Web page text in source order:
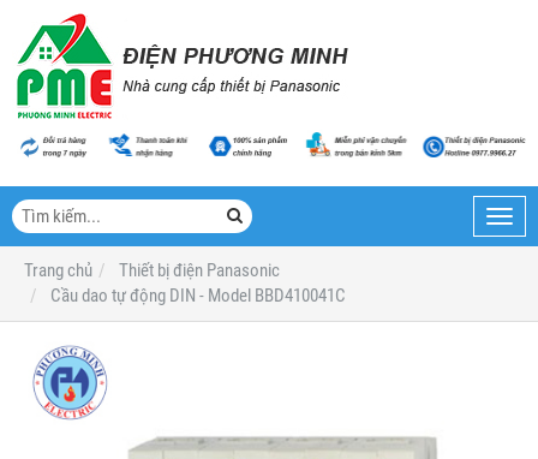
Trang chủ
Thiết bị điện Panasonic
Cầu dao tự động DIN - Model BBD410041C